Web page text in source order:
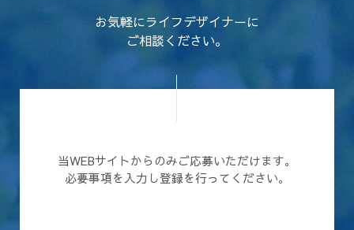
お気軽にライフデザイナーに
ご相談ください。
当WEBサイトからのみご応募いただけます。
必要事項を入力し登録を行ってください。